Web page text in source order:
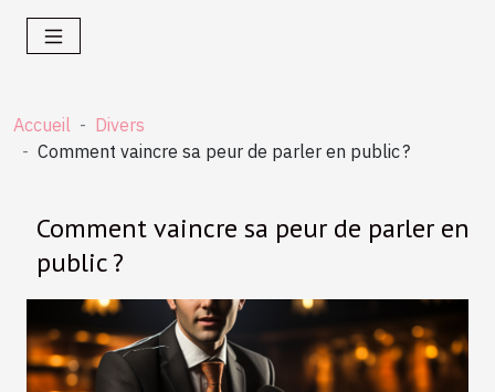
Accueil
Divers
Comment vaincre sa peur de parler en public ?
Comment vaincre sa peur de parler en
public ?